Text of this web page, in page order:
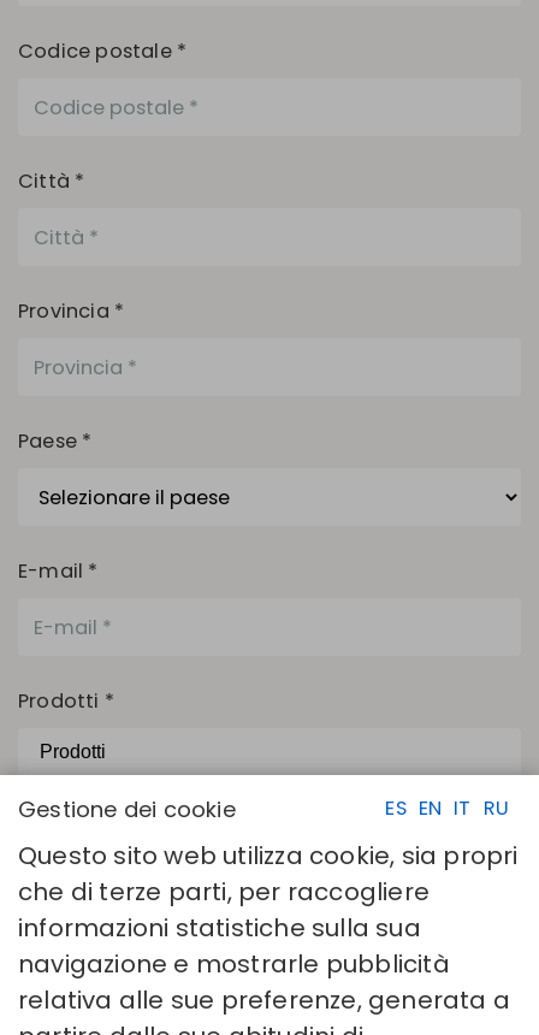
Codice postale *
Città *
Provincia *
Paese *
E-mail *
Prodotti *
Ho letto e accetto la Politica sulla privacy
INVIA
ES EN IT RU
Gestione dei cookie
Questo sito web utilizza cookie, sia propri
che di terze parti, per raccogliere
informazioni statistiche sulla sua
navigazione e mostrarle pubblicità
relativa alle sue preferenze, generata a